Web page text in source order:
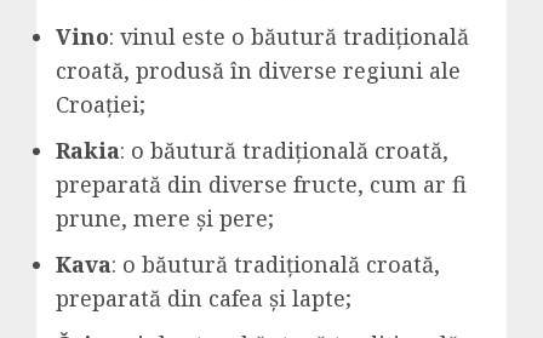
Vino: vinul este o băutură tradițională
croată, produsă în diverse regiuni ale
Croației;
Rakia: o băutură tradițională croată,
preparată din diverse fructe, cum ar fi
prune, mere și pere;
Kava: o băutură tradițională croată,
preparată din cafea și lapte;